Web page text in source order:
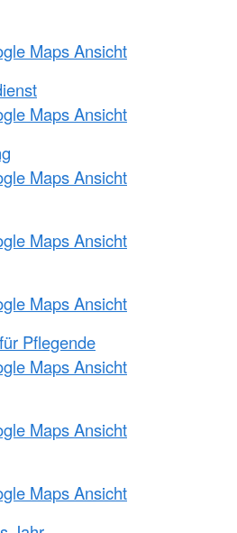
Maps Ansicht
Maps Ansicht
Maps Ansicht
Maps Ansicht
Maps Ansicht
Pflegende
Maps Ansicht
Maps Ansicht
Maps Ansicht